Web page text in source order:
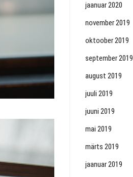
jaanuar 2020
november 2019
oktoober 2019
september 2019
august 2019
juuli 2019
juuni 2019
mai 2019
märts 2019
jaanuar 2019